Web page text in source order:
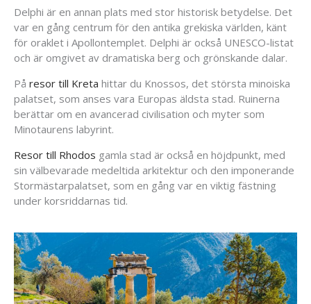
Delphi är en annan plats med stor historisk betydelse. Det
var en gång centrum för den antika grekiska världen, känt
för oraklet i Apollontemplet. Delphi är också UNESCO-listat
och är omgivet av dramatiska berg och grönskande dalar.
På resor till Kreta hittar du Knossos, det största minoiska
palatset, som anses vara Europas äldsta stad. Ruinerna
berättar om en avancerad civilisation och myter som
Minotaurens labyrint.
Resor till Rhodos gamla stad är också en höjdpunkt, med
sin välbevarade medeltida arkitektur och den imponerande
Stormästarpalatset, som en gång var en viktig fästning
under korsriddarnas tid.